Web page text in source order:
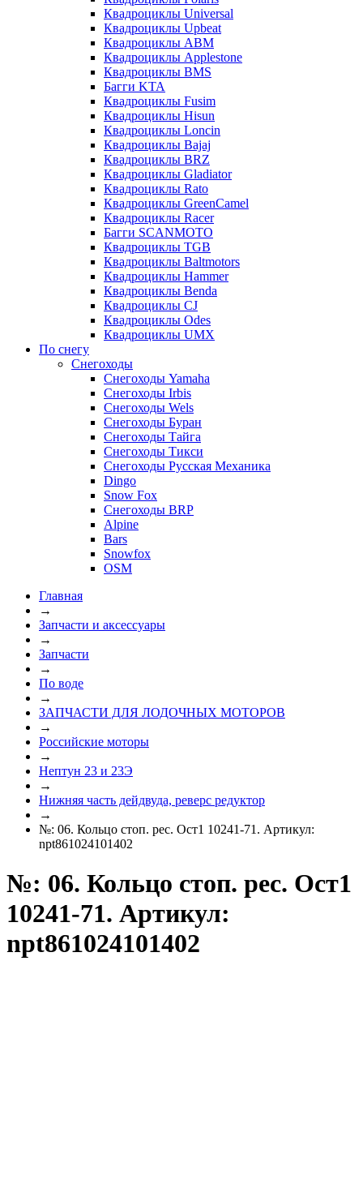
Квадроциклы Universal
Квадроциклы Upbeat
Квадроциклы ABM
Квадроциклы Applestone
Квадроциклы BMS
Багги KTA
Квадроциклы Fusim
Квадроциклы Hisun
Квадроциклы Loncin
Квадроциклы Bajaj
Квадроциклы BRZ
Квадроциклы Gladiator
Квадроциклы Rato
Квадроциклы GreenCamel
Квадроциклы Racer
Багги SCANMOTO
Квадроциклы TGB
Квадроциклы Baltmotors
Квадроциклы Hammer
Квадроциклы Benda
Квадроциклы CJ
Квадроциклы Odes
Квадроциклы UMX
По снегу
Снегоходы
Снегоходы Yamaha
Снегоходы Irbis
Снегоходы Wels
Снегоходы Буран
Снегоходы Тайга
Снегоходы Тикси
Снегоходы Русская Механика
Dingo
Snow Fox
Снегоходы BRP
Alpine
Bars
Snowfox
OSM
Главная
→
Запчасти и аксессуары
→
Запчасти
→
По воде
→
ЗАПЧАСТИ ДЛЯ ЛОДОЧНЫХ МОТОРОВ
→
Российские моторы
→
Нептун 23 и 23Э
→
Нижняя часть дейдвуда, реверс редуктор
→
№: 06. Кольцо стоп. рес. Ост1 10241-71. Артикул:
npt861024101402
№: 06. Кольцо стоп. рес. Ост1
10241-71. Артикул:
npt861024101402